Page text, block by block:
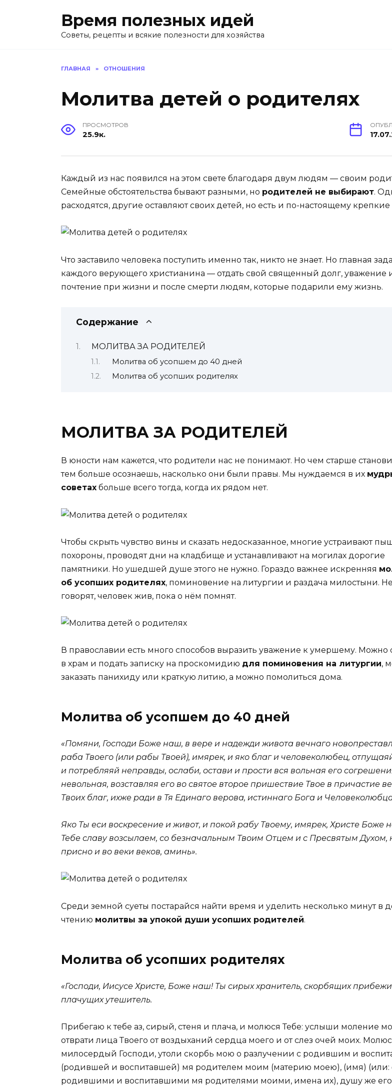
Время полезных идей
Советы, рецепты и всякие полезности для хозяйства
ГЛАВНАЯ » ОТНОШЕНИЯ
Молитва детей о родителях
ПРОСМОТРОВ
25.9к.
Каждый из нас появился на этом свете благодаря двум людям — своим
Семейные обстоятельства бывают разными, но родителей не выбирают.
расходятся, другие оставляют своих детей, но есть и по-настоящему
Что заставило человека поступить именно так, никто не знает. Но главная
каждого верующего христианина — отдать свой священный долг, уважение
почтение при жизни и после смерти людям, которые подарили ему жизнь.
Содержание
МОЛИТВА ЗА РОДИТЕЛЕЙ
Молитва об усопшем до 40 дней
Молитва об усопших родителях
МОЛИТВА ЗА РОДИТЕЛЕЙ
В юности нам кажется, что родители нас не понимают. Но чем старше
тем больше осознаешь, насколько они были правы. Мы нуждаемся в их
советах больше всего тогда, когда их рядом нет.
Чтобы скрыть чувство вины и сказать недосказанное, многие устраивают
похороны, проводят дни на кладбище и устанавливают на могилах дорогие
памятники. Но ушедшей душе этого не нужно. Гораздо важнее искренняя
об усопших родителях, поминовение на литургии и раздача милостыни.
говорят, человек жив, пока о нём помнят.
В православии есть много способов выразить уважение к умершему. Можно
в храм и подать записку на проскомидию для поминовения на литургии,
заказать панихиду или краткую литию, а можно помолиться дома.
Молитва об усопшем до 40 дней
«Помяни, Господи Боже наш, в вере и надежди живота вечнаго
раба Твоего (или рабы Твоей), имярек, и яко благ и человеколюбец,
и потребляяй неправды, ослаби, остави и прости вся вольная его
невольная, возставляя его во святое второе пришествие Твое в причастие
Твоих благ, ихже ради в Тя Единаго верова, истиннаго Бога и
Яко Ты еси воскресение и живот, и покой рабу Твоему, имярек, Христе Боже
Тебе славу возсылаем, со безначальным Твоим Отцем и с Пресвятым Духом,
присно и во веки веков, аминь».
Среди земной суеты постарайся найти время и уделить несколько минут в
чтению молитвы за упокой души усопших родителей.
Молитва об усопших родителях
«Господи, Иисусе Христе, Боже наш! Ты сирых хранитель, скорбящих
плачущих утешитель.
Прибегаю к тебе аз, сирый, стеня и плача, и молюся Тебе: услыши моление
отврати лица Твоего от воздыханий сердца моего и от слез очей моих.
милосердый Господи, утоли скорбь мою о разлучении с родившим и
(родившей и воспитавшей) мя родителем моим (материю моею), (имя) (или:
родившими и воспитавшими мя родителями моими, имена их), душу же его